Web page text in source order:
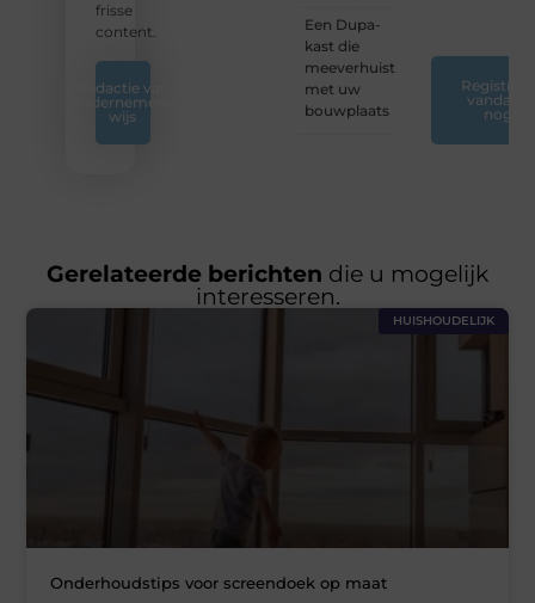
frisse
content.
Redactie van
Ondernemend
wijs
Een Dupa-
kast die
meeverhuist
met uw
bouwplaats
Registreer
vandaag
nog
Gerelateerde berichten die u mogelijk
interesseren.
HUISHOUDELIJK
Onderhoudstips voor screendoek op maat